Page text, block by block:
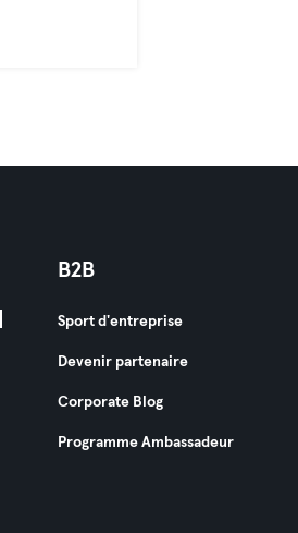
B2B
Sport d'entreprise
Devenir partenaire
Corporate Blog
Programme Ambassadeur